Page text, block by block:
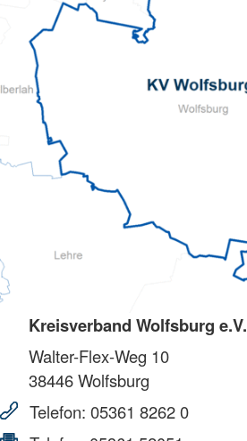
Kreisverband Wolfsburg e.V.
Walter-Flex-Weg 10
38446Wolfsburg
Telefon: 05361 8262 0